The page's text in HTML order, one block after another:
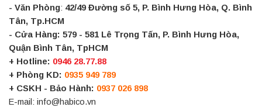
- Văn Phòng: 42/49 Đường số 5, P. Bình Hưng Hòa, Q. Bình
Tân, Tp.HCM
- Cửa Hàng: 579 - 581 Lê Trọng Tấn, P. Bình Hưng Hòa,
Quận Bình Tân, TpHCM
+ Hotline: 0946 28.77.88
+ Phòng KD: 0935 949 789
+ CSKH - Bảo Hành: 0937 026 898
E-mail: info@habico.vn